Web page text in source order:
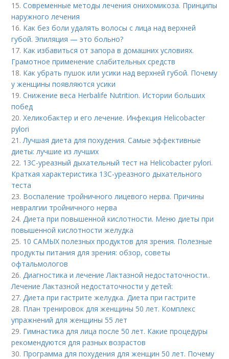
15.Современные методы лечения онихомикоза. Принципы
наружного лечения
16. Как без боли удалять волосы с лица над верхней
губой. Эпиляция — это больно?
17. Как избавиться от запора в домашних условиях.
Грамотное применение слабительных средств
18. Как убрать пушок или усики над верхней губой. Почему
у женщины появляются усики
19.Снижение веса Herbalife Nutrition. Истории больших
побед
20.Хеликобактер и его лечение. Инфекция Helicobacter
pylori
21.Лучшая диета для похудения. Самые эффективные
диеты: лучшие из лучших
22. 13С-уреазный дыхательный тест на Helicobacter pylori.
Краткая характеристика 13С-уреазного дыхательного
теста
23. Воспаление тройничного лицевого нерва. Причины
невралгии тройничного нерва
24.Диета при повышенной кислотности. Меню диеты при
повышенной кислотности желудка
25. 10 САМЫХ полезных продуктов для зрения. Полезные
продукты питания для зрения: обзор, советы
офтальмологов
26.Диагностика и лечение Лактазной недостаточности..
Лечение Лактазной недостаточности у детей:
27.Диета при гастрите желудка. Диета при гастрите
28. План тренировок для женщины 50 лет. Комплекс
упражнений для женщины 55 лет
29. Гимнастика для лица после 50 лет. Какие процедуры
рекомендуются для разных возрастов
30. Программа для похудения для женщин 50 лет. Почему